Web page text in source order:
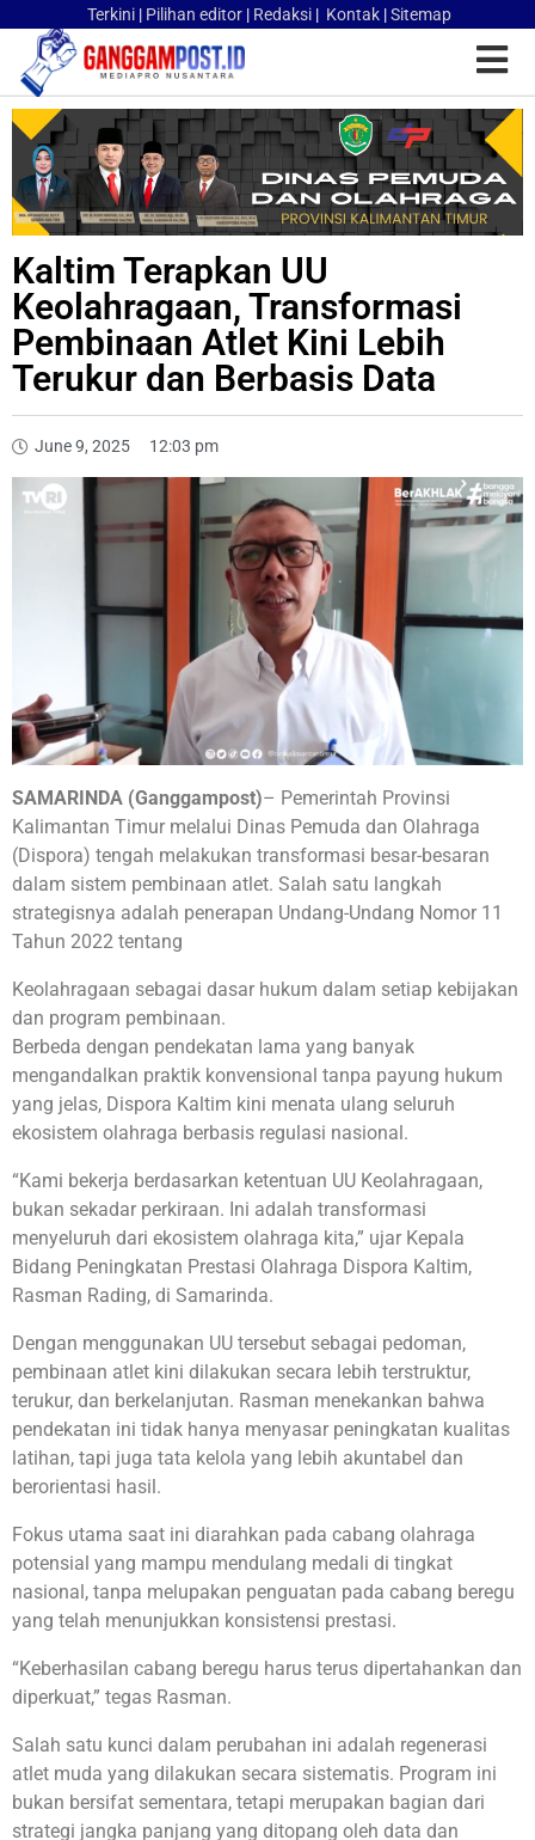
Terkini | Pilihan editor | Redaksi | Kontak |Sitemap
Kaltim Terapkan UU
Keolahragaan, Transformasi
Pembinaan Atlet Kini Lebih
Terukur dan Berbasis Data
June 9, 2025 12:03 pm
SAMARINDA (Ganggampost)– Pemerintah Provinsi
Kalimantan Timur melalui Dinas Pemuda dan Olahraga
(Dispora) tengah melakukan transformasi besar-besaran
dalam sistem pembinaan atlet. Salah satu langkah
strategisnya adalah penerapan Undang-Undang Nomor 11
Tahun 2022 tentang
Keolahragaan sebagai dasar hukum dalam setiap kebijakan
dan program pembinaan.
Berbeda dengan pendekatan lama yang banyak
mengandalkan praktik konvensional tanpa payung hukum
yang jelas, Dispora Kaltim kini menata ulang seluruh
ekosistem olahraga berbasis regulasi nasional.
“Kami bekerja berdasarkan ketentuan UU Keolahragaan,
bukan sekadar perkiraan. Ini adalah transformasi
menyeluruh dari ekosistem olahraga kita,” ujar Kepala
Bidang Peningkatan Prestasi Olahraga Dispora Kaltim,
Rasman Rading, di Samarinda.
Dengan menggunakan UU tersebut sebagai pedoman,
pembinaan atlet kini dilakukan secara lebih terstruktur,
terukur, dan berkelanjutan. Rasman menekankan bahwa
pendekatan ini tidak hanya menyasar peningkatan kualitas
latihan, tapi juga tata kelola yang lebih akuntabel dan
berorientasi hasil.
Fokus utama saat ini diarahkan pada cabang olahraga
potensial yang mampu mendulang medali di tingkat
nasional, tanpa melupakan penguatan pada cabang beregu
yang telah menunjukkan konsistensi prestasi.
“Keberhasilan cabang beregu harus terus dipertahankan dan
diperkuat,” tegas Rasman.
Salah satu kunci dalam perubahan ini adalah regenerasi
atlet muda yang dilakukan secara sistematis. Program ini
bukan bersifat sementara, tetapi merupakan bagian dari
strategi jangka panjang yang ditopang oleh data dan